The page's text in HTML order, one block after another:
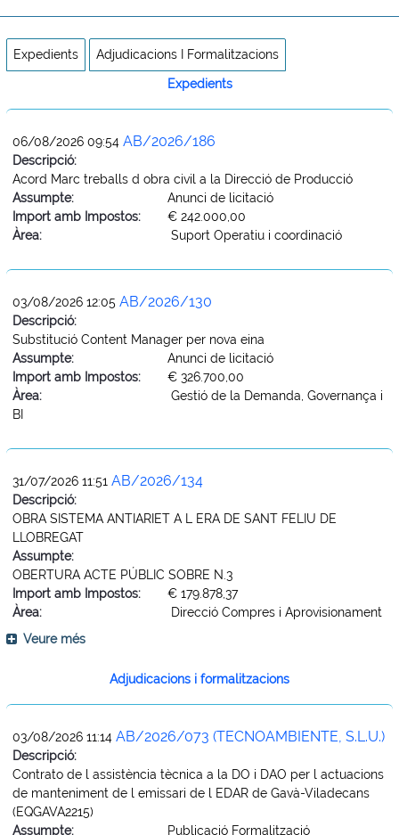
Expedients Adjudicacions I Formalitzacions
Expedients
06/08/2026 09:54 AB/2026/186
Descripció:
Acord Marc treballs d obra civil a la Direcció de Producció
Assumpte:
Anunci de licitació
Import amb Impostos:
€ 242.000,00
Àrea:
Suport Operatiu i coordinació
03/08/2026 12:05 AB/2026/130
Descripció:
Substitució Content Manager per nova eina
Assumpte:
Anunci de licitació
Import amb Impostos:
€ 326.700,00
Àrea:
Gestió de la Demanda, Governança i
BI
31/07/2026 11:51 AB/2026/134
Descripció:
OBRA SISTEMA ANTIARIET A L ERA DE SANT FELIU DE
LLOBREGAT
Assumpte:
OBERTURA ACTE PÚBLIC SOBRE N.3
Import amb Impostos:
€ 179.878,37
Àrea:
Direcció Compres i Aprovisionament
Veure més
Adjudicacions i formalitzacions
03/08/2026 11:14 AB/2026/073 (TECNOAMBIENTE, S.L.U.)
Descripció:
Contrato de l assistència tècnica a la DO i DAO per l actuacions
de manteniment de l emissari de l EDAR de Gavà-Viladecans
(EQGAVA2215)
Assumpte:
Publicació Formalització